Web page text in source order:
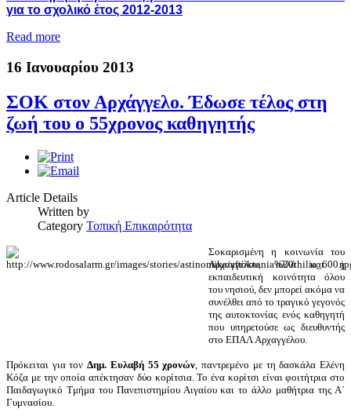
για το σχολικό έτος 2012-2013
Read more
16 Ιανουαρίου 2013
ΣΟΚ στον Αρχάγγελο. Έδωσε τέλος στη
ζωή του ο 55χρονος καθηγητής
Article Details
Written by
Category Τοπική Επικαιρότητα
Σοκαρισμένη η κοινωνία του
Αρχαγγέλου, αλλά και η
εκπαιδευτική κοινότητα όλου
του νησιού, δεν μπορεί ακόμα να
συνέλθει από το τραγικό γεγονός
της αυτοκτονίας ενός καθηγητή
που υπηρετούσε ως διευθυντής
στο ΕΠΑΛ Αρχαγγέλου.
Πρόκειται για τονΔημ. Ευλαβή 55 χρονών , παντρεμένο με τη δασκάλα Ελένη
Κόζα με την οποία απέκτησαν δύο κορίτσια. Το ένα κορίτσι είναι φοιτήτρια στο
Παιδαγωγικό Τμήμα του Πανεπιστημίου Αιγαίου και το άλλο μαθήτρια της Α΄
Γυμνασίου.